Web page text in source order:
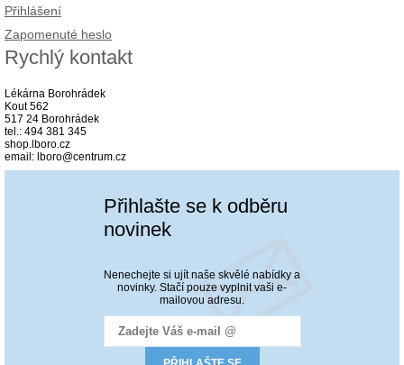
Přihlášení
Zapomenuté heslo
Rychlý kontakt
Lékárna Borohrádek
Kout 562
517 24 Borohrádek
tel.: 494 381 345
shop.lboro.cz
email: lboro@centrum.cz
Přihlašte se k odběru
novinek
Nenechejte si ujít naše skvělé nabídky a
novinky. Stačí pouze vyplnit vaši e-
mailovou adresu.